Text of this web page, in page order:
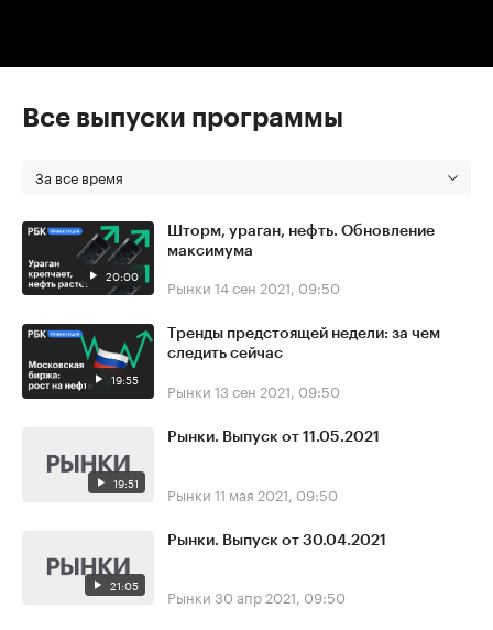
Все выпуски программы
За все время
20:00
Шторм, ураган, нефть. Обновление
максимума
Рынки 14 сен 2021, 09:50
19:55
Тренды предстоящей недели: за чем
следить сейчас
Рынки 13 сен 2021, 09:50
19:51
Рынки. Выпуск от 11.05.2021
Рынки 11 мая 2021, 09:50
21:05
Рынки. Выпуск от 30.04.2021
Рынки 30 апр 2021, 09:50